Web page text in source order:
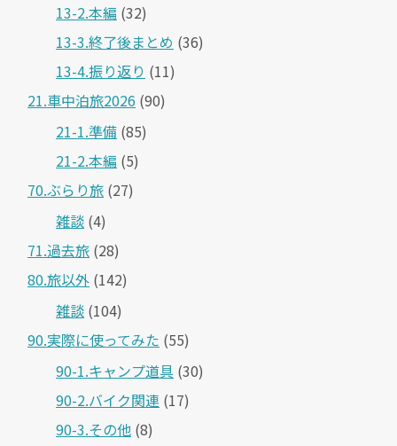
13-2.本編 (32)
13-3.終了後まとめ (36)
13-4.振り返り (11)
21.車中泊旅2026 (90)
21-1.準備 (85)
21-2.本編 (5)
70.ぶらり旅 (27)
雑談 (4)
71.過去旅 (28)
80.旅以外 (142)
雑談 (104)
90.実際に使ってみた (55)
90-1.キャンプ道具 (30)
90-2.バイク関連 (17)
90-3.その他 (8)